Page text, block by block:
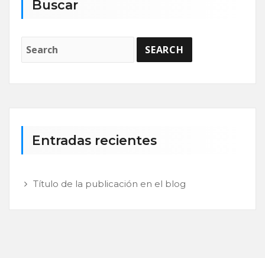
Buscar
Entradas recientes
Título de la publicación en el blog